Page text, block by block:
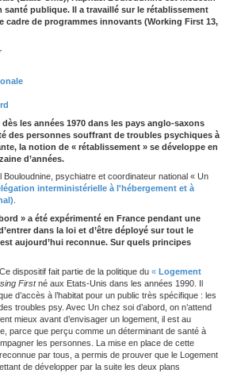
de Yale (Etats-Unis), Raphaël
en santé publique. Il a travaillé sur le
dans le cadre de programmes innovants
Barrier
nationale
d'abord
dès les années 1970 dans les
des personnes souffrant de
la notion de « rétablissement
quinzaine d’années.
Bouloudnine, psychiatre et